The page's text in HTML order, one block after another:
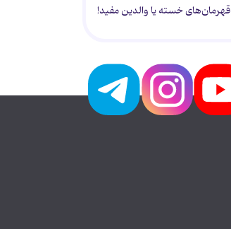
قهرمان‌های خسته یا والدین مفید!